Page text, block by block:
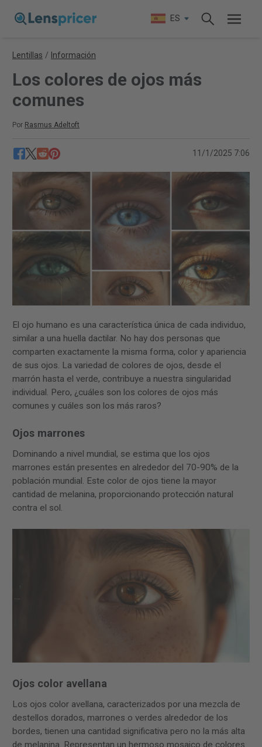
ES
Lentillas / Información
Los colores de ojos más
comunes
Por Rasmus Adeltoft
11/1/2025 7:06
El ojo humano es una característica única de cada individuo,
similar a una huella dactilar. No hay dos personas que
comparten exactamente la misma forma, color y apariencia
de sus ojos. La variedad de colores de ojos, desde el
marrón hasta el verde, contribuye a nuestra singularidad
individual. Pero, ¿cuáles son los colores de ojos más
comunes y cuáles son los más raros?
Ojos marrones
Dominando a nivel mundial, se estima que los ojos
marrones están presentes en alrededor del 70-90% de la
población mundial. Este color de ojos tiene la mayor
cantidad de melanina, proporcionando protección natural
contra el sol.
Ojos color avellana
Los ojos color avellana, caracterizados por una mezcla de
destellos dorados, marrones o verdes alrededor de los
bordes, tienen una cantidad significativa pero no la más alta
de melanina. Representan un hermoso mosaico de colores